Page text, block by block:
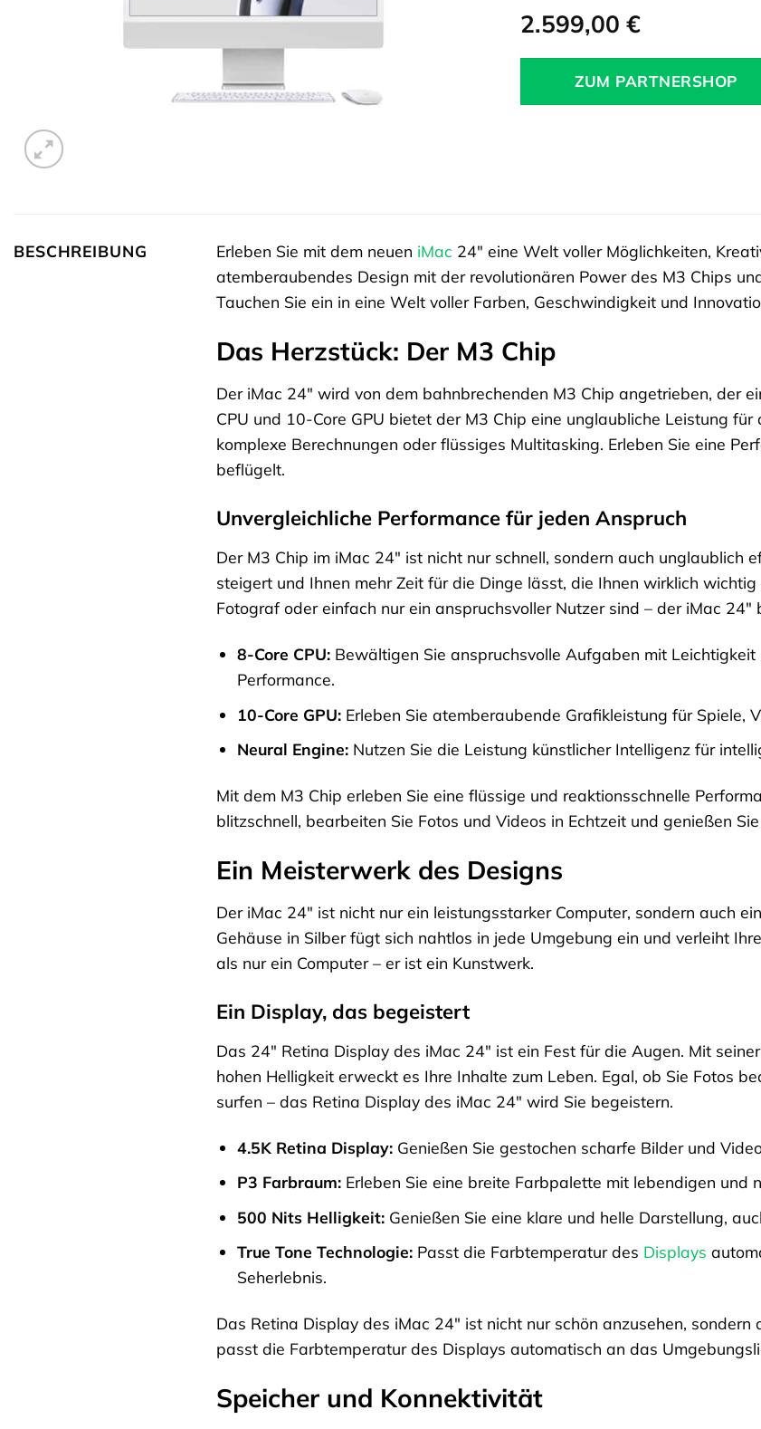
2.599,00 €
ZUM PARTNERSHOP
BESCHREIBUNG Erleben Sie mit dem neuen iMac 24″ eine Welt voller Möglichkeiten,
atemberaubendes Design mit der revolutionären Power des M3 Chips
Tauchen Sie ein in eine Welt voller Farben, Geschwindigkeit und
Das Herzstück: Der M3 Chip
Der iMac 24″ wird von dem bahnbrechenden M3 Chip angetrieben, der
CPU und 10-Core GPU bietet der M3 Chip eine unglaubliche Leistung
komplexe Berechnungen oder flüssiges Multitasking. Erleben Sie eine
beflügelt.
Unvergleichliche Performance für jeden Anspruch
Der M3 Chip im iMac 24″ ist nicht nur schnell, sondern auch unglaublich
steigert und Ihnen mehr Zeit für die Dinge lässt, die Ihnen wirklich
Fotograf oder einfach nur ein anspruchsvoller Nutzer sind – der iMac
8-Core CPU:Bewältigen Sie anspruchsvolle Aufgaben mit
Performance.
10-Core GPU:Erleben Sie atemberaubende Grafikleistung für Spiele,
Neural Engine:Nutzen Sie die Leistung künstlicher Intelligenz für
Mit dem M3 Chip erleben Sie eine flüssige und reaktionsschnelle
blitzschnell, bearbeiten Sie Fotos und Videos in Echtzeit und genießen
Ein Meisterwerk des Designs
Der iMac 24″ ist nicht nur ein leistungsstarker Computer, sondern auch
Gehäuse in Silber fügt sich nahtlos in jede Umgebung ein und verleiht
als nur ein Computer – er ist ein Kunstwerk.
Ein Display, das begeistert
Das 24″ Retina Display des iMac 24″ ist ein Fest für die Augen. Mit
hohen Helligkeit erweckt es Ihre Inhalte zum Leben. Egal, ob Sie Fotos
surfen – das Retina Display des iMac 24″ wird Sie begeistern.
4.5K Retina Display:Genießen Sie gestochen scharfe Bilder und
P3 Farbraum:Erleben Sie eine breite Farbpalette mit lebendigen und
500 Nits Helligkeit:Genießen Sie eine klare und helle Darstellung,
True Tone Technologie:Passt die Farbtemperatur des Displays
Seherlebnis.
Das Retina Display des iMac 24″ ist nicht nur schön anzusehen,
passt die Farbtemperatur des Displays automatisch an das
Speicher und Konnektivität